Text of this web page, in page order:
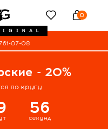
0
07-08
- 20%
по кругу
55
секунд